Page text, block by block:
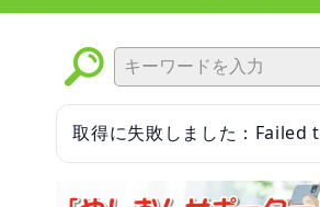
取得に失敗しました：Failed